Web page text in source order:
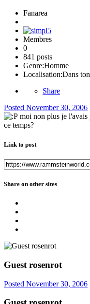
Fanarea
Membres
0
841 posts
Genre:Homme
Localisation:Dans
Share
Posted November 30, 2006
moi non plus je l'avais
ce temps?
Link to post
Share on other sites
Guest rosenrot
Posted November 30, 2006